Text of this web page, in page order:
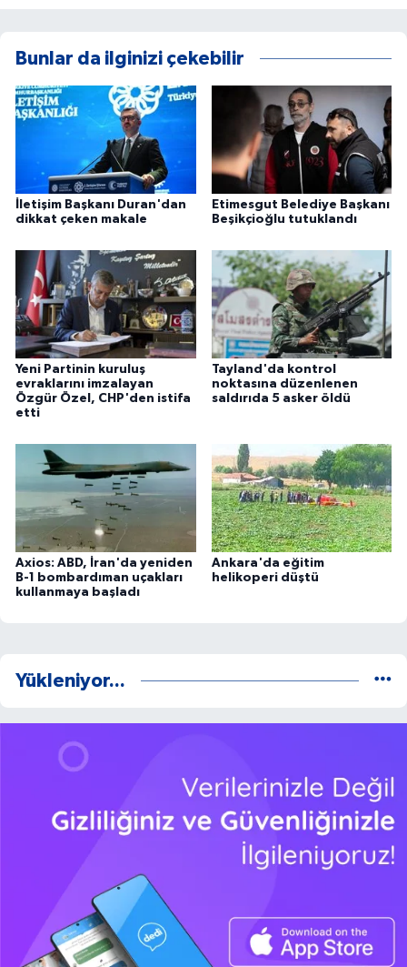
Bunlar da ilginizi çekebilir
İletişim Başkanı Duran'dan
dikkat çeken makale
Etimesgut Belediye Başkanı
Beşikçioğlu tutuklandı
Yeni Partinin kuruluş
evraklarını imzalayan
Özgür Özel, CHP'den istifa
etti
Tayland'da kontrol
noktasına düzenlenen
saldırıda 5 asker öldü
Axios: ABD, İran'da yeniden
B-1 bombardıman uçakları
kullanmaya başladı
Ankara'da eğitim
helikoperi düştü
Yükleniyor...